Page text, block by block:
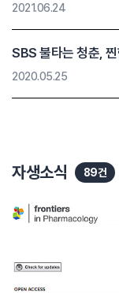
2021.06.24
SBS 불타는 청춘,
2020.05.25
자생소식 89건